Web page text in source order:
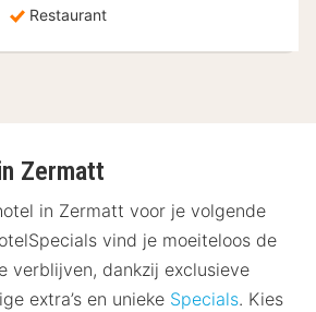
Restaurant
Zermatt
in Zermatt voor je volgende
vind je moeiteloos de
verblijven, dankzij exclusieve
extra’s en unieke Specials. Kies